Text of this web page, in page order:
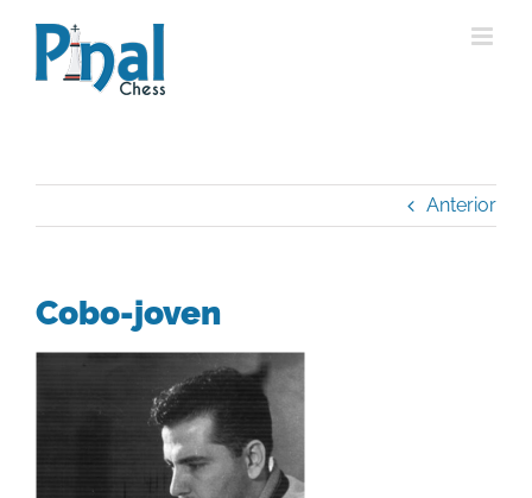
contenido
Anterior
Cobo-joven